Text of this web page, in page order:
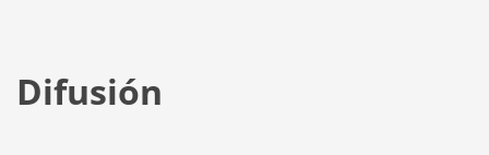
Difusión